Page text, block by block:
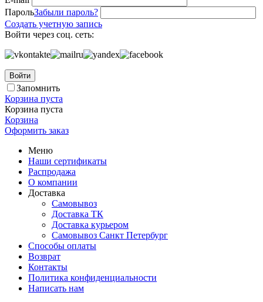
ПарольЗабыли пароль?
Создать учетную запись
Войти через соц. сеть:
Войти
Запомнить
Корзина пуста
Корзина пуста
Корзина
Оформить заказ
Меню
Наши сертификаты
Распродажа
О компании
Доставка
Самовывоз
Доставка ТК
Доставка курьером
Самовывоз Санкт Петербург
Способы оплаты
Возврат
Контакты
Политика конфиденциальности
Написать нам